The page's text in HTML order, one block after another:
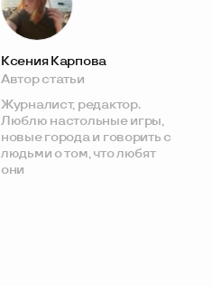
Ксения Карпова
Автор статьи
Журналист, редактор.
Люблю настольные игры,
новые города и говорить с
людьми о том, что любят
они